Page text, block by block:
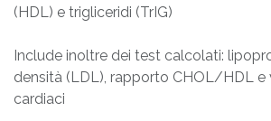
(HDL) e trigliceridi (TrIG)
Include inoltre dei test calcolati:
densità (LDL), rapporto CHOL/HDL e
cardiaci